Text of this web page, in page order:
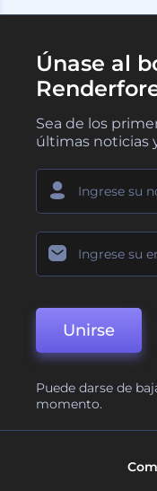
Únase al
Sea de los
últimas noticias
Unirse
Puede darse de
momento.